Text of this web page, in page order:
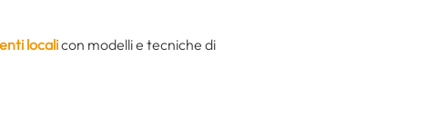
localicon modelli e tecniche di